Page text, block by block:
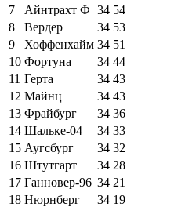
7
Айнтрахт Ф 34 54
8
Вердер 34 53
9
Хоффенхайм 34 51
10 Фортуна 34 44
11 Герта 34 43
12 Майнц 34 43
13 Фрайбург 34 36
14 Шальке-04 34 33
15 Аугсбург 34 32
16 Штутгарт 34 28
17 Ганновер-96 34 21
18 Нюрнберг 34 19